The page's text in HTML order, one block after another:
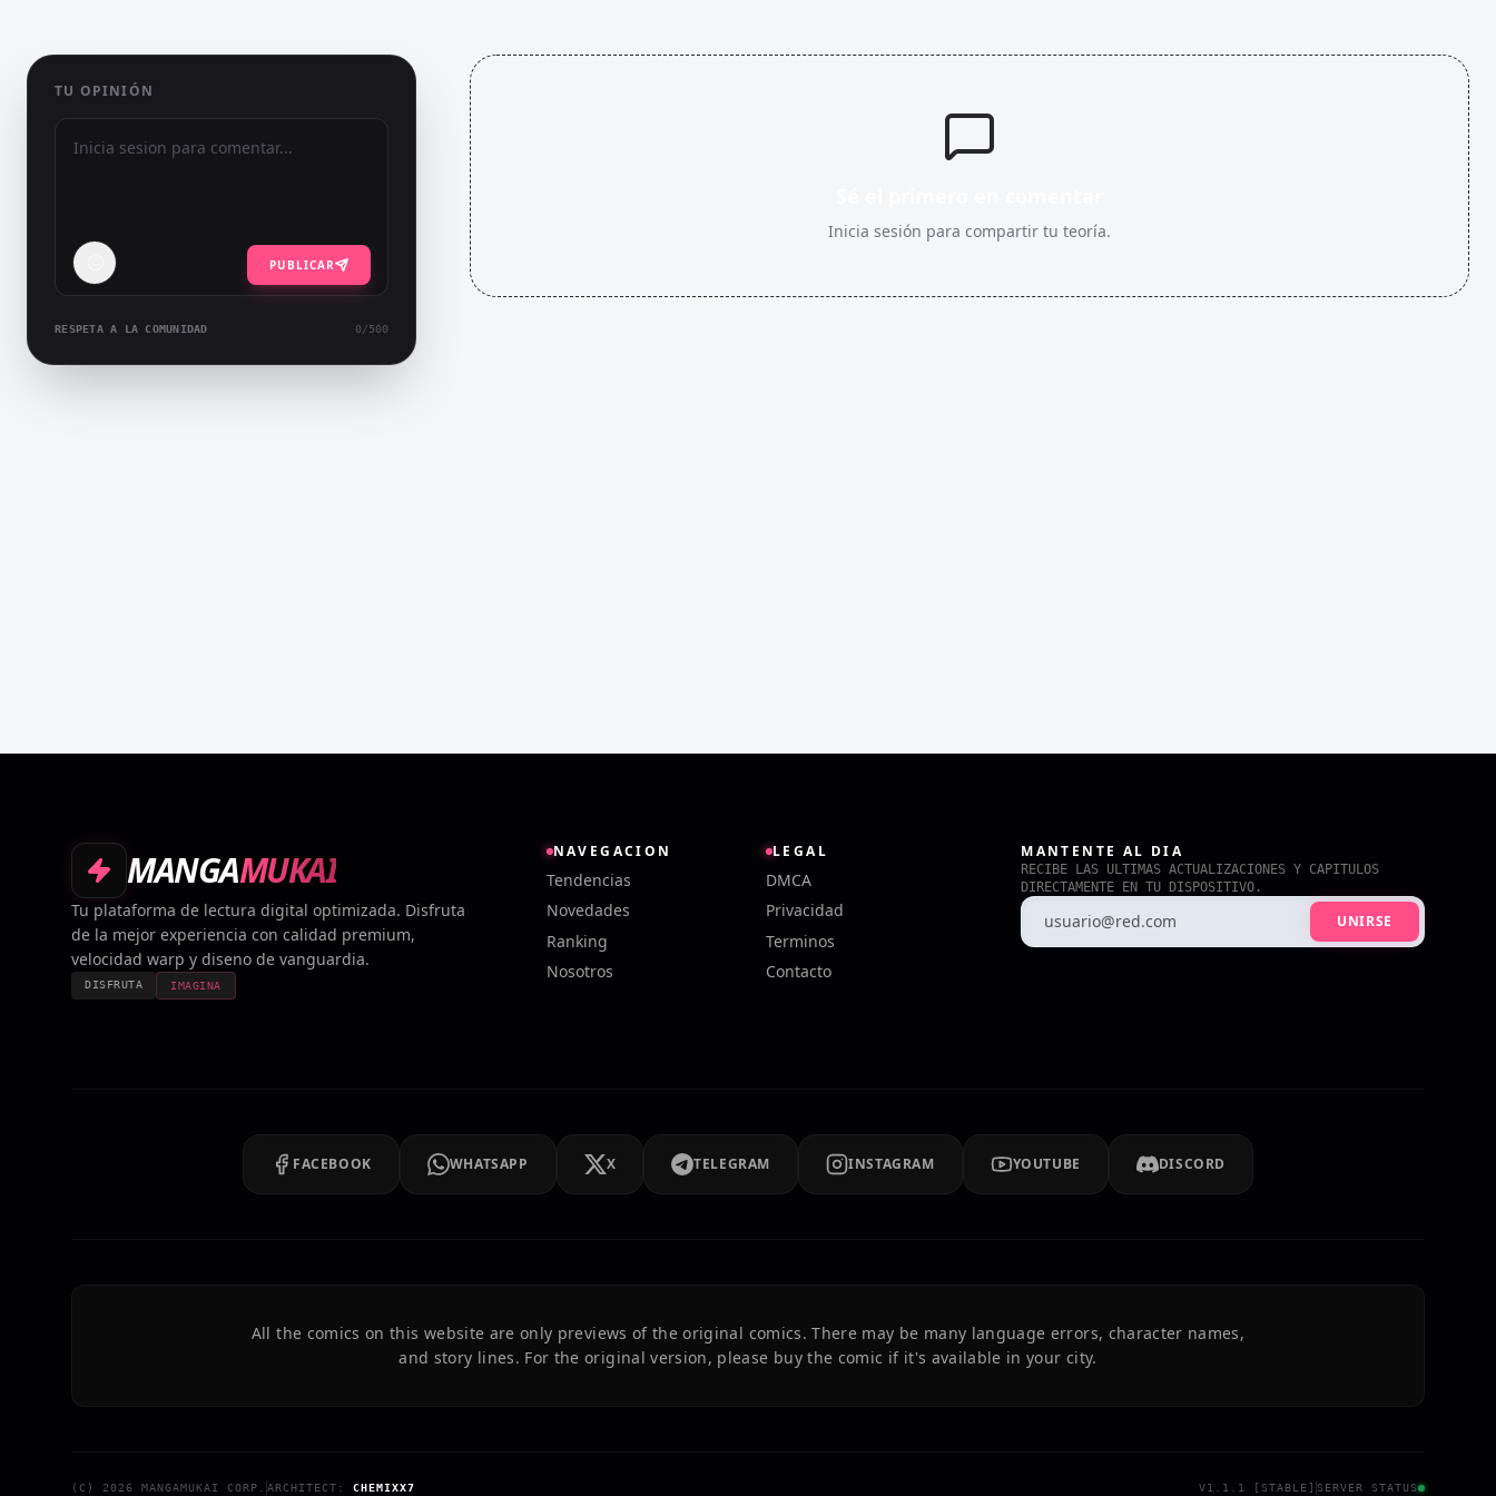
TU OPINIÓN
PUBLICAR
RESPETA A LA COMUNIDAD 0/500
Inicia sesión para compartir tu teoría.
MANGAMUKAI
Tu plataforma de lectura digital optimizada. Disfruta
de la mejor experiencia con calidad premium,
velocidad warp y diseno de vanguardia.
DISFRUTA IMAGINA
NAVEGACION
Tendencias
Novedades
Ranking
Nosotros
LEGAL
DMCA
Privacidad
Terminos
Contacto
MANTENTE AL DIA
RECIBE LAS ULTIMAS ACTUALIZACIONES Y CAPITULOS
DIRECTAMENTE EN TU DISPOSITIVO.
UNIRSE
FACEBOOK WHATSAPP X TELEGRAM INSTAGRAM YOUTUBE DISCORD
All the comics on this website are only previews of the original comics. There may be many language errors, character names,
and story lines. For the original version, please buy the comic if it's available in your city.
(C) 2026 MANGAMUKAI CORP. ARCHITECT: CHEMIXX7 V1.1.1 [STABLE] SERVER STATUS